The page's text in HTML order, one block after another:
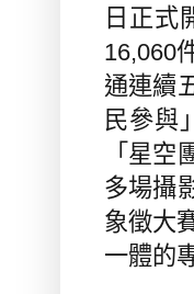
日正式
16,060
通連續
民參與
「星
多場攝
象徵大
一體的